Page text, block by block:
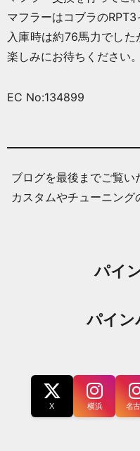
マフラーはコブラのRPT3
入庫時は約76馬力でし
楽しみにお待ちください。
EC No:134899
ブログを最後までご覧い
カスタムやチューニン
パイ
パイン
X 横浜 名